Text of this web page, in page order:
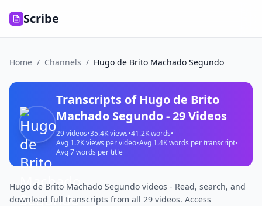
Scribe
Home / Channels / Hugo de Brito Machado Segundo
Transcripts ofHugo de Brito
Machado Segundo-29Videos
29videos•35.4Kviews•41.2Kwords•
Avg 1.2Kviews per video•Avg 1.4Kwords per transcript•
Avg7words per title
Hugo de Brito Machado Segundo videos - Read, search, and
download full transcripts from all 29 videos. Access